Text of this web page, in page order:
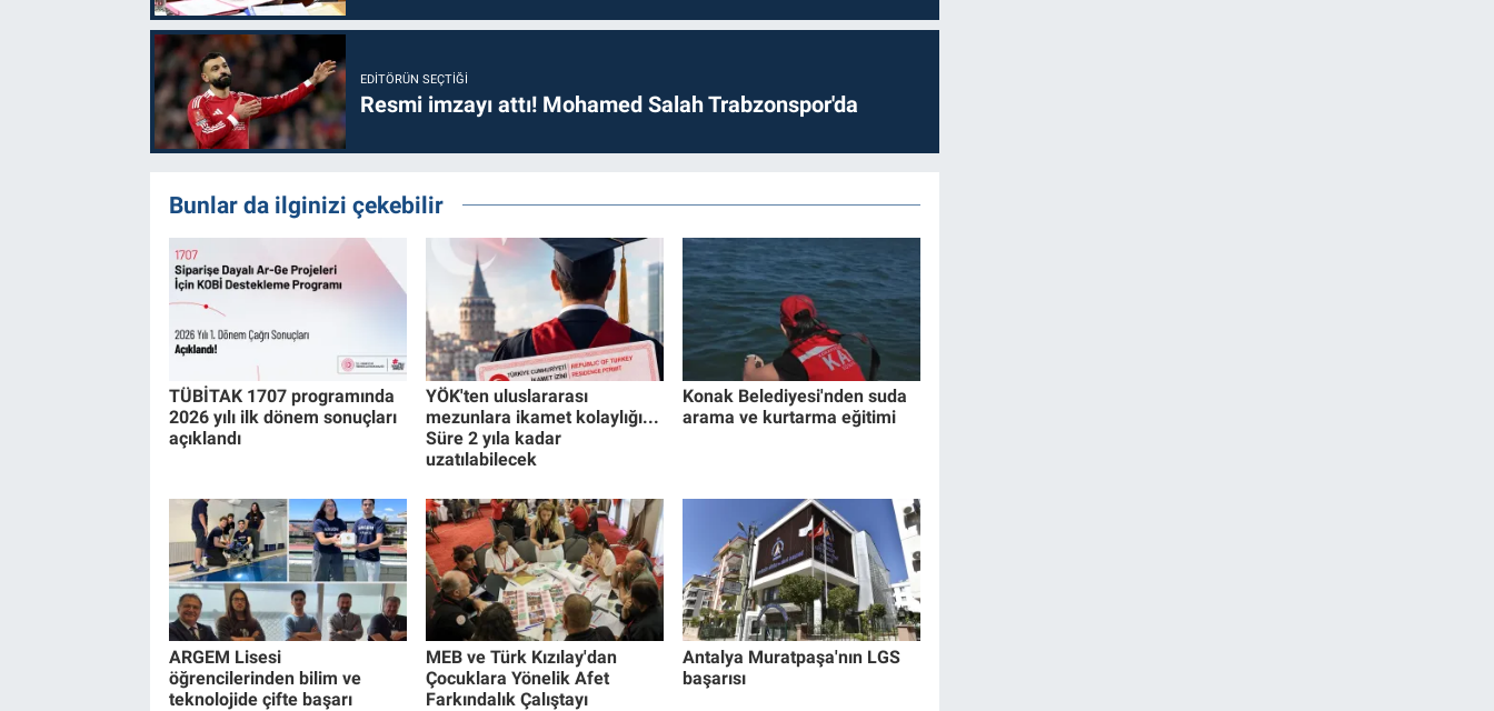
EDITÖRÜN SEÇTIĞI
Resmi imzayı attı! Mohamed Salah Trabzonspor'da
Bunlar da ilginizi çekebilir
TÜBİTAK 1707 programında
2026 yılı ilk dönem sonuçları
açıklandı
YÖK'ten uluslararası
mezunlara ikamet kolaylığı...
Süre 2 yıla kadar
uzatılabilecek
Konak Belediyesi'nden suda
arama ve kurtarma eğitimi
ARGEM Lisesi
öğrencilerinden bilim ve
teknolojide çifte başarı
MEB ve Türk Kızılay'dan
Çocuklara Yönelik Afet
Farkındalık Çalıştayı
Antalya Muratpaşa'nın LGS
başarısı